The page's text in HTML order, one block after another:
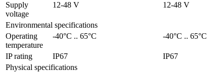
Supply
voltage
12-48 V 12-48 V
Environmental specifications
Operating
temperature
-40°C .. 65°C -40°C .. 65°C
IP rating IP67 IP67
Physical specifications